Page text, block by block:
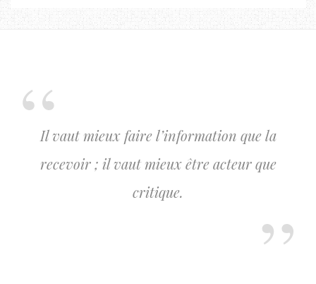
Il vaut mieux faire l’information que la
recevoir ; il vaut mieux être acteur que
critique.